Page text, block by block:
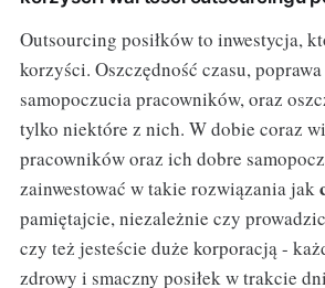
Outsourcing posiłków to inwestycja,
korzyści. Oszczędność czasu,
samopoczucia pracowników, oraz
tylko niektóre z nich. W dobie coraz
pracowników oraz ich dobre
zainwestować w takie rozwiązania jak
pamiętajcie, niezależnie czy
czy też jesteście duże korporacją -
zdrowy i smaczny posiłek w trakcie